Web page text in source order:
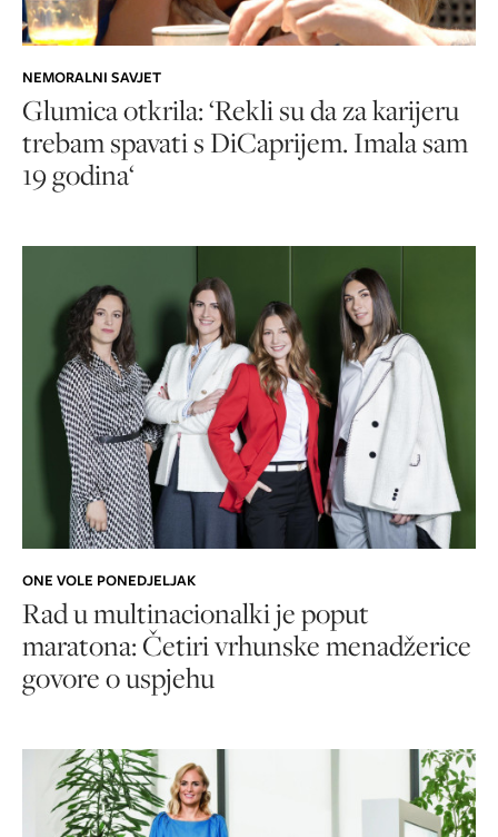
NEMORALNI SAVJET
Glumica otkrila: ‘Rekli su da za karijeru
trebam spavati s DiCaprijem. Imala sam
19 godina‘
ONE VOLE PONEDJELJAK
Rad u multinacionalki je poput
maratona: Četiri vrhunske menadžerice
govore o uspjehu